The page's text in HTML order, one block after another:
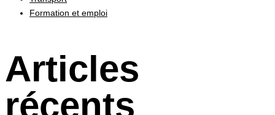
Formation et emploi
Articles
récents